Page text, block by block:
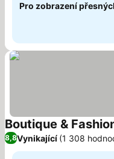
Pro zobrazení
Boutique &
8,8Vynikající (1 308